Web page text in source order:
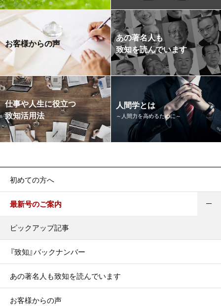
お客様からの声
あの著名人も
致知を読んでいます
仕事や人生に役立つ
致知活用法
人間学とは
～人間力を高めるために～
初めての方へ
最新号のご案内
ピックアップ記事
『致知』バックナンバー
あの著名人も致知を読んでいます
お客様からの声